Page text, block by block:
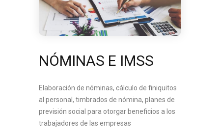
NÓMINAS E IMSS
Elaboración de nóminas, cálculo de finiquitos
al personal, timbrados de nómina, planes de
previsión social para otorgar beneficios a los
trabajadores de las empresas